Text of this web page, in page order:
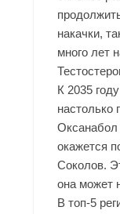
накачки,
много лет
К 2035
настолько
окажется
Соколов.
она может
В топ-5